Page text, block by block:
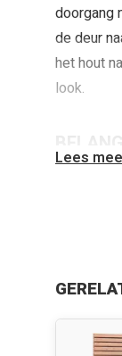
doorgang
de deur
het hout
look.
Frame:
Lees